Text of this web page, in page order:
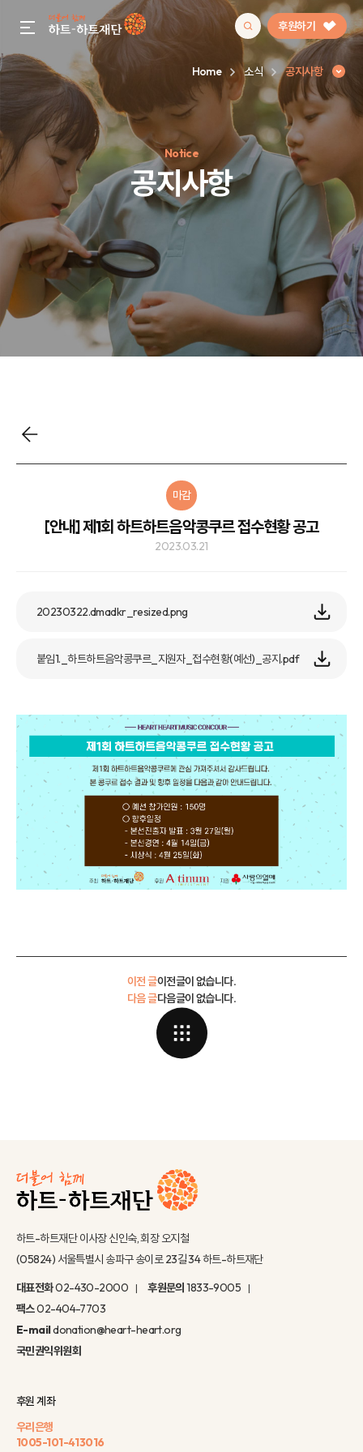
gnb menu open 후원하기
인기 키워드
#정기후원#하트플레이스#캠페인#팬덤후원
Home 소식 공지사항
Notice
공지사항
마감
[안내] 제1회 하트하트음악콩쿠르 접수현황 공고
2023.03.21
20230322.dmadkr_resized.png
붙임1._하트하트음악콩쿠르_지원자_접수현황(예선)_공지.pdf
이전 글이전글이 없습니다.
다음글이 없습니다.
다음 글
하트-하트재단 이사장 신인숙, 회장 오지철
(05824) 서울특별시 송파구 송이로 23길 34 하트-하트재단
대표전화02-430-2000 후원문의1833-9005
팩스02-404-7703
E-maildonation@heart-heart.org
국민권익위원회
후원 계좌
우리은행
1005-101-413016